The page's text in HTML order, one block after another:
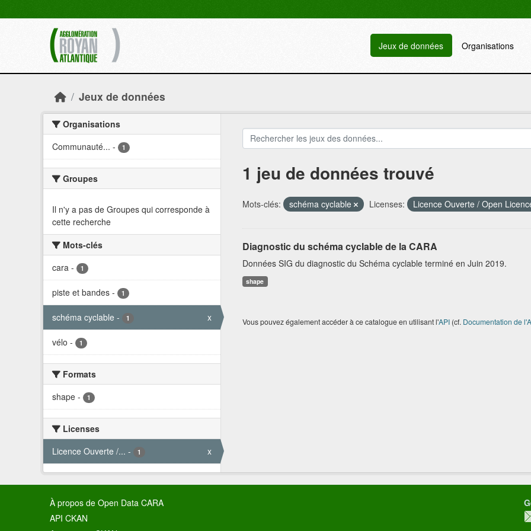
Jeux de données Organisations
Jeux de données
Organisations
Communauté... - 1
Groupes
Il n'y a pas de Groupes qui corresponde à
cette recherche
Mots-clés
cara - 1
piste et bandes - 1
schéma cyclable - 1 x
vélo - 1
Formats
shape - 1
Licenses
Licence Ouverte /... - 1 x
1 jeu de données trouvé
Mots-clés: schéma cyclable Licenses: Licence Ouverte / Open
Diagnostic du schéma cyclable de la CARA
Données SIG du diagnostic du Schéma cyclable terminé en Juin 2019.
shape
Vous pouvez également accéder à ce catalogue en utilisant l'API(cf. Documentation de
À propos de Open Data CARA
API CKAN